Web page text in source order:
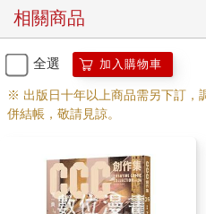
相關商品
全選 加入購物車
※ 出版日十年以上商品需另下訂，
併結帳，敬請見諒。